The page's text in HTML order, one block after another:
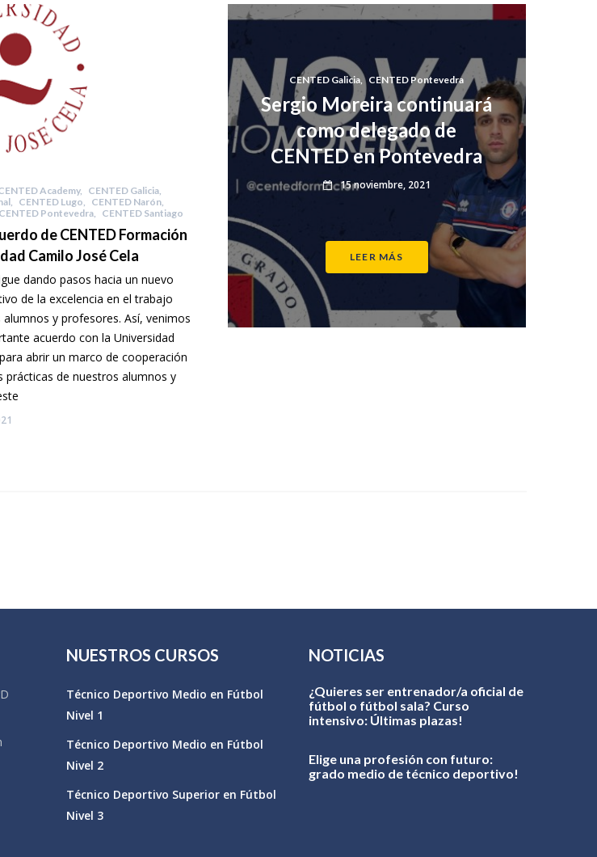
Academy, CENTED Galicia,
, CENTED Lugo, CENTED Narón,
CENTED Pontevedra, CENTED Santiago
de CENTED Formación
Camilo José Cela
dando pasos hacia un nuevo
de la excelencia en el trabajo
y profesores. Así, venimos
acuerdo con la Universidad
abrir un marco de cooperación
prácticas de nuestros alumnos y
CENTED Galicia, CENTED Pontevedra
Sergio Moreira continuará
como delegado de
CENTED en Pontevedra
15 noviembre, 2021
LEER MÁS
NUESTROS CURSOS
Técnico Deportivo Medio en Fútbol
Nivel 1
Técnico Deportivo Medio en Fútbol
Nivel 2
Técnico Deportivo Superior en Fútbol
Nivel 3
NOTICIAS
¿Quieres ser entrenador/a oficial de
fútbol o fútbol sala? Curso
intensivo: Últimas plazas!
Elige una profesión con futuro:
grado medio de técnico deportivo!